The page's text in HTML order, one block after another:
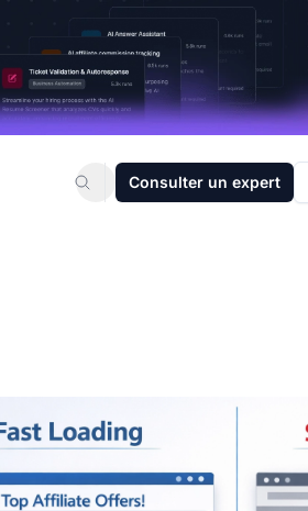
Consulter un expert